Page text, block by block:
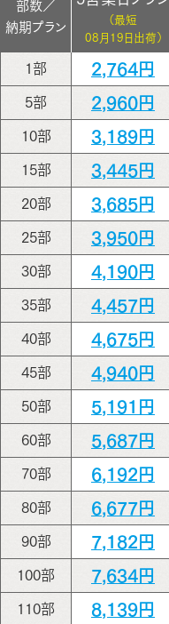
部数／
納期プラン
（最短
08月19日出荷）
1部 2,764円
5部 2,960円
10部 3,189円
15部 3,445円
20部 3,685円
25部 3,950円
30部 4,190円
35部 4,457円
40部 4,675円
45部 4,940円
50部 5,191円
60部 5,687円
70部 6,192円
80部 6,677円
90部 7,182円
100部 7,634円
110部 8,139円